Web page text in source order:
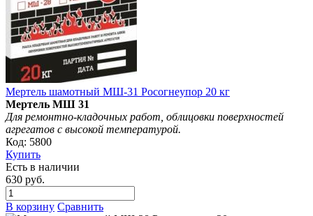
Мертель шамотный МШ-31 Росогнеупор 20 кг
Мертель МШ 31
Для ремонтно-кладочных работ, облицовки поверхностей
агрегатов с высокой температурой.
Код: 5800
Купить
Есть в наличии
630 руб.
В корзину Сравнить